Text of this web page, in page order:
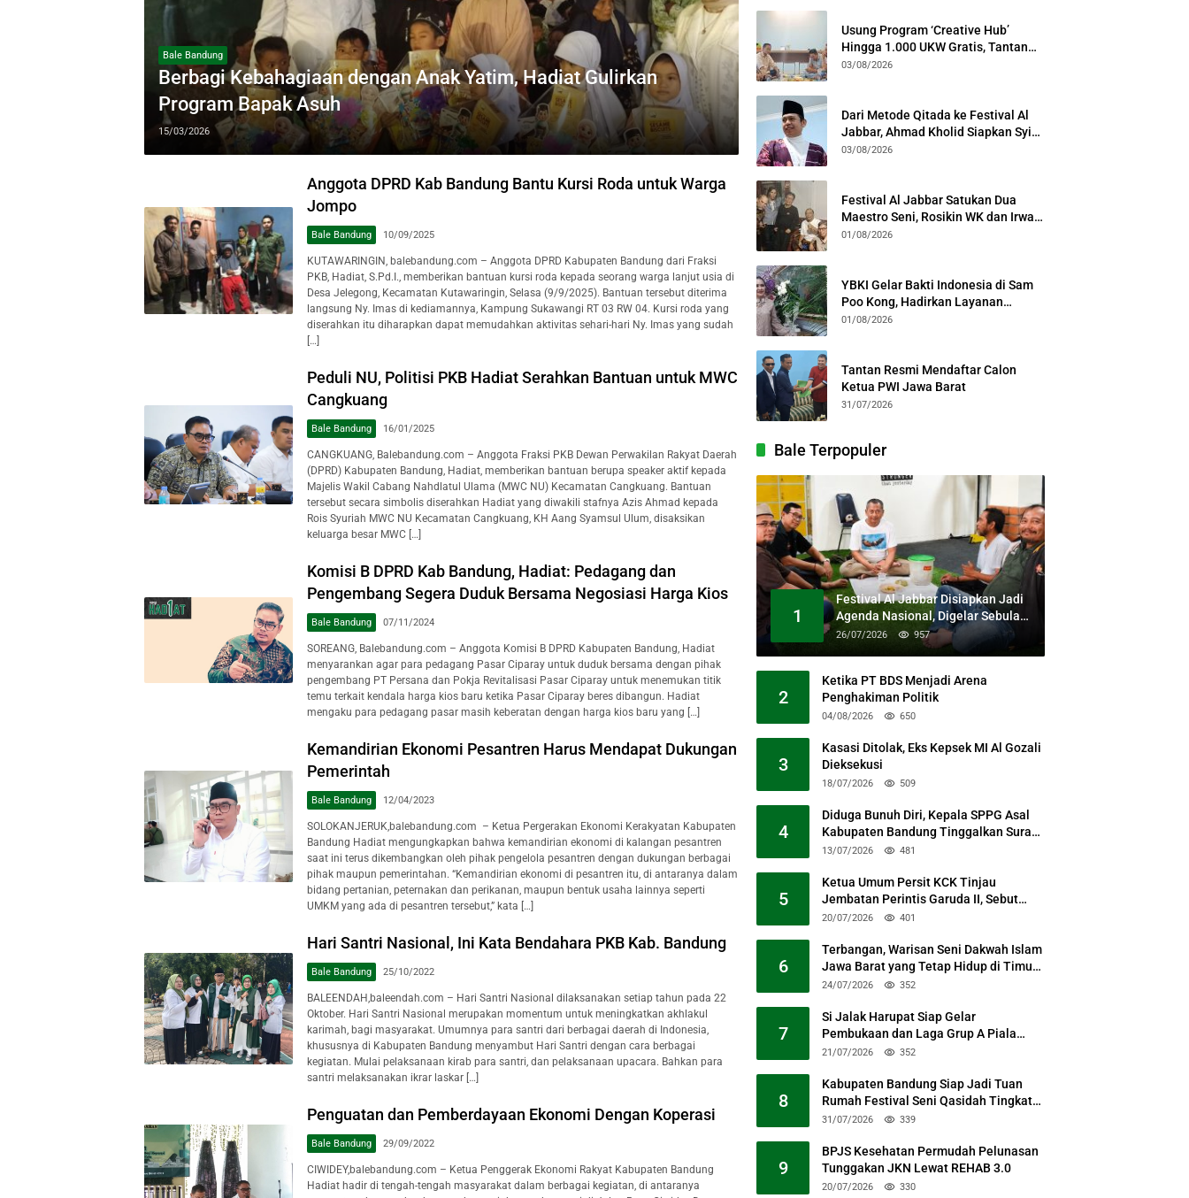
Bale Bandung
Berbagi Kebahagiaan dengan Anak Yatim, Hadiat Gulirkan
Program Bapak Asuh
15/03/2026
Anggota DPRD Kab Bandung Bantu Kursi Roda untuk Warga
Jompo
Bale Bandung 10/09/2025
KUTAWARINGIN, balebandung.com – Anggota DPRD Kabupaten Bandung dari Fraksi
PKB, Hadiat, S.Pd.I., memberikan bantuan kursi roda kepada seorang warga lanjut usia di
Desa Jelegong, Kecamatan Kutawaringin, Selasa (9/9/2025). Bantuan tersebut diterima
langsung Ny. Imas di kediamannya, Kampung Sukawangi RT 03 RW 04. Kursi roda yang
diserahkan itu diharapkan dapat memudahkan aktivitas sehari-hari Ny. Imas yang sudah
[…]
Peduli NU, Politisi PKB Hadiat Serahkan Bantuan untuk MWC
Cangkuang
Bale Bandung 16/01/2025
CANGKUANG, Balebandung.com – Anggota Fraksi PKB Dewan Perwakilan Rakyat Daerah
(DPRD) Kabupaten Bandung, Hadiat, memberikan bantuan berupa speaker aktif kepada
Majelis Wakil Cabang Nahdlatul Ulama (MWC NU) Kecamatan Cangkuang. Bantuan
tersebut secara simbolis diserahkan Hadiat yang diwakili stafnya Azis Ahmad kepada
Rois Syuriah MWC NU Kecamatan Cangkuang, KH Aang Syamsul Ulum, disaksikan
keluarga besar MWC […]
Komisi B DPRD Kab Bandung, Hadiat: Pedagang dan
Pengembang Segera Duduk Bersama Negosiasi Harga Kios
Bale Bandung 07/11/2024
SOREANG, Balebandung.com – Anggota Komisi B DPRD Kabupaten Bandung, Hadiat
menyarankan agar para pedagang Pasar Ciparay untuk duduk bersama dengan pihak
pengembang PT Persana dan Pokja Revitalisasi Pasar Ciparay untuk menemukan titik
temu terkait kendala harga kios baru ketika Pasar Ciparay beres dibangun. Hadiat
mengaku para pedagang pasar masih keberatan dengan harga kios baru yang […]
Kemandirian Ekonomi Pesantren Harus Mendapat Dukungan
Pemerintah
Bale Bandung 12/04/2023
SOLOKANJERUK,balebandung.com – Ketua Pergerakan Ekonomi Kerakyatan Kabupaten
Bandung Hadiat mengungkapkan bahwa kemandirian ekonomi di kalangan pesantren
saat ini terus dikembangkan oleh pihak pengelola pesantren dengan dukungan berbagai
pihak maupun pemerintahan. “Kemandirian ekonomi di pesantren itu, di antaranya dalam
bidang pertanian, peternakan dan perikanan, maupun bentuk usaha lainnya seperti
UMKM yang ada di pesantren tersebut,” kata […]
Hari Santri Nasional, Ini Kata Bendahara PKB Kab. Bandung
Bale Bandung 25/10/2022
BALEENDAH,baleendah.com – Hari Santri Nasional dilaksanakan setiap tahun pada 22
Oktober. Hari Santri Nasional merupakan momentum untuk meningkatkan akhlakul
karimah, bagi masyarakat. Umumnya para santri dari berbagai daerah di Indonesia,
khususnya di Kabupaten Bandung menyambut Hari Santri dengan cara berbagai
kegiatan. Mulai pelaksanaan kirab para santri, dan pelaksanaan upacara. Bahkan para
santri melaksanakan ikrar laskar […]
Penguatan dan Pemberdayaan Ekonomi Dengan Koperasi
Bale Bandung 29/09/2022
CIWIDEY,balebandung.com – Ketua Penggerak Ekonomi Rakyat Kabupaten Bandung
Hadiat hadir di tengah-tengah masyarakat dalam berbagai kegiatan, di antaranya
Usung Program ‘Creative Hub’
Hingga 1.000 UKW Gratis, Tantan
Sulthon Paparkan Visi PWI Jabar di
03/08/2026
Dari Metode Qitada ke Festival Al
Jabbar, Ahmad Kholid Siapkan Syiar
Al-Qur’an Lewat Nada
03/08/2026
Festival Al Jabbar Satukan Dua
Maestro Seni, Rosikin WK dan Irwan
Guntari Garap Pertunjukan Kolosal
01/08/2026
YBKI Gelar Bakti Indonesia di Sam
Poo Kong, Hadirkan Layanan
Kesehatan Gratis dan Dialog
01/08/2026
Tantan Resmi Mendaftar Calon
Ketua PWI Jawa Barat
31/07/2026
Bale Terpopuler
1
Festival Al Jabbar Disiapkan Jadi
Agenda Nasional, Digelar Sebulan
Penuh di Kawasan Masjid Raya Al
26/07/2026 957
2
Ketika PT BDS Menjadi Arena
Penghakiman Politik
04/08/2026 650
3
Kasasi Ditolak, Eks Kepsek MI Al Gozali
Dieksekusi
18/07/2026 509
4
Diduga Bunuh Diri, Kepala SPPG Asal
Kabupaten Bandung Tinggalkan Surat
Permohonan Maaf
13/07/2026 481
5
Ketua Umum Persit KCK Tinjau
Jembatan Perintis Garuda II, Sebut
Simbol Kebersamaan TNI dan Rakyat
20/07/2026 401
6
Terbangan, Warisan Seni Dakwah Islam
Jawa Barat yang Tetap Hidup di Timur
Kabupaten Bandung
24/07/2026 352
7
Si Jalak Harupat Siap Gelar
Pembukaan dan Laga Grup A Piala
Presiden 2026 Sabtu Mendatang
21/07/2026 352
8
Kabupaten Bandung Siap Jadi Tuan
Rumah Festival Seni Qasidah Tingkat
Nasional
31/07/2026 339
9
BPJS Kesehatan Permudah Pelunasan
Tunggakan JKN Lewat REHAB 3.0
20/07/2026 330